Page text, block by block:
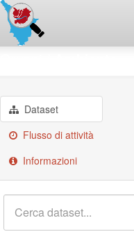
Dataset
Flusso di attività
Informazioni